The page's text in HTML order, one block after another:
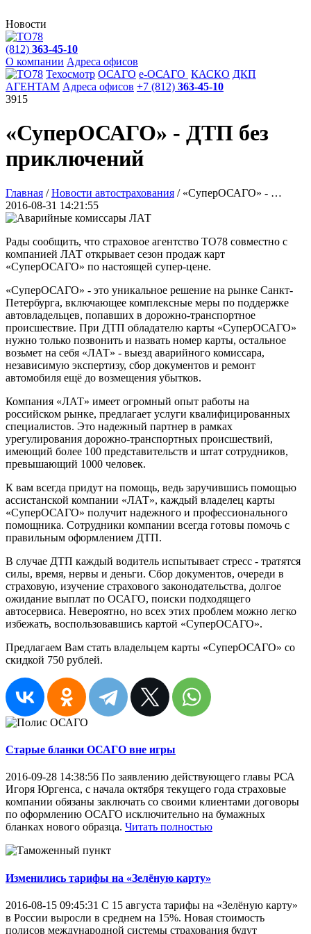
Новости
(812) 363-45-10
О компании Адреса офисов
Техосмотр ОСАГО e-ОСАГО КАСКО ДКП
АГЕНТАМ Адреса офисов +7 (812) 363-45-10
3915
«СуперОСАГО» - ДТП без
приключений
Главная /Новости автострахования / «СуперОСАГО» - …
2016-08-31 14:21:55
Рады сообщить, что страховое агентство ТО78 совместно с
компанией ЛАТ открывает сезон продаж карт
«СуперОСАГО» по настоящей супер-цене.
«СуперОСАГО» - это уникальное решение на рынке Санкт-
Петербурга, включающее комплексные меры по поддержке
автовладельцев, попавших в дорожно-транспортное
происшествие. При ДТП обладателю карты «СуперОСАГО»
нужно только позвонить и назвать номер карты, остальное
возьмет на себя «ЛАТ» - выезд аварийного комиссара,
независимую экспертизу, сбор документов и ремонт
автомобиля ещё до возмещения убытков.
Компания «ЛАТ» имеет огромный опыт работы на
российском рынке, предлагает услуги квалифицированных
специалистов. Это надежный партнер в рамках
урегулирования дорожно-транспортных происшествий,
имеющий более 100 представительств и штат сотрудников,
превышающий 1000 человек.
К вам всегда придут на помощь, ведь заручившись помощью
ассистанской компании «ЛАТ», каждый владелец карты
«СуперОСАГО» получит надежного и профессионального
помощника. Сотрудники компании всегда готовы помочь с
правильным оформлением ДТП.
В случае ДТП каждый водитель испытывает стресс - тратятся
силы, время, нервы и деньги. Сбор документов, очереди в
страховую, изучение страхового законодательства, долгое
ожидание выплат по ОСАГО, поиски подходящего
автосервиса. Невероятно, но всех этих проблем можно легко
избежать, воспользовавшись картой «СуперОСАГО».
Предлагаем Вам стать владельцем карты «СуперОСАГО» со
скидкой 750 рублей.
Старые бланки ОСАГО вне игры
2016-09-28 14:38:56 По заявлению действующего главы РСА
Игоря Юргенса, с начала октября текущего года страховые
компании обязаны заключать со своими клиентами договоры
по оформлению ОСАГО исключительно на бумажных
бланках нового образца. Читать полностью
Изменились тарифы на «Зелёную карту»
2016-08-15 09:45:31 С 15 августа тарифы на «Зелёную карту»
в России выросли в среднем на 15%. Новая стоимость
полисов международной системы страхования будут